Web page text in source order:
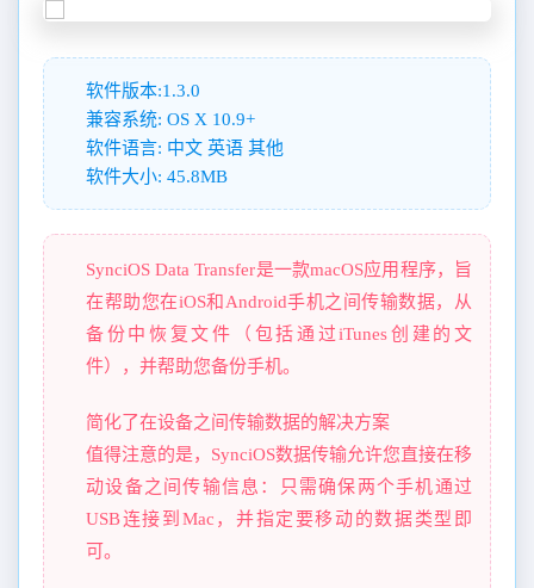
软件版本:1.3.0
兼容系统: OS X 10.9+
软件语言: 中文 英语 其他
软件大小: 45.8MB
SynciOS Data Transfer是一款macOS应用程序，旨
在帮助您在iOS和Android手机之间传输数据，从
备份中恢复文件（包括通过iTunes创建的文
件），并帮助您备份手机。
简化了在设备之间传输数据的解决方案
值得注意的是，SynciOS数据传输允许您直接在移
动设备之间传输信息：只需确保两个手机通过
USB连接到Mac，并指定要移动的数据类型即
可。